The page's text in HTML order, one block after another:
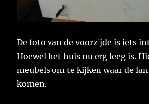
De foto van de voorzijde is iets
Hoewel het huis nu erg leeg is.
meubels om te kijken waar de
komen.